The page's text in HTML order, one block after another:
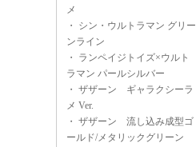
メ
・ シン・ウルトラマン グリー
ンライン
・ ランペイジトイズ×ウルト
ラマン パールシルバー
・ ザザーン ギャラクシーラ
メ Ver.
・ ザザーン 流し込み成型ゴ
ールド/メタリックグリーン